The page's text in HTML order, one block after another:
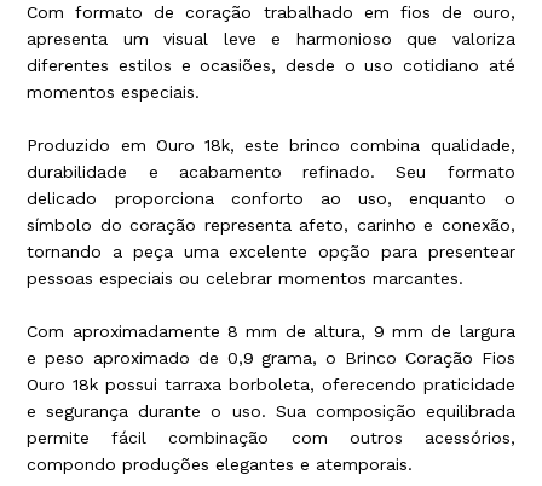
Com formato de coração trabalhado em fios de ouro,
apresenta um visual leve e harmonioso que valoriza
diferentes estilos e ocasiões, desde o uso cotidiano até
momentos especiais.
Produzido em Ouro 18k, este brinco combina qualidade,
durabilidade e acabamento refinado. Seu formato
delicado proporciona conforto ao uso, enquanto o
símbolo do coração representa afeto, carinho e conexão,
tornando a peça uma excelente opção para presentear
pessoas especiais ou celebrar momentos marcantes.
Com aproximadamente 8 mm de altura, 9 mm de largura
e peso aproximado de 0,9 grama, o Brinco Coração Fios
Ouro 18k possui tarraxa borboleta, oferecendo praticidade
e segurança durante o uso. Sua composição equilibrada
permite fácil combinação com outros acessórios,
compondo produções elegantes e atemporais.